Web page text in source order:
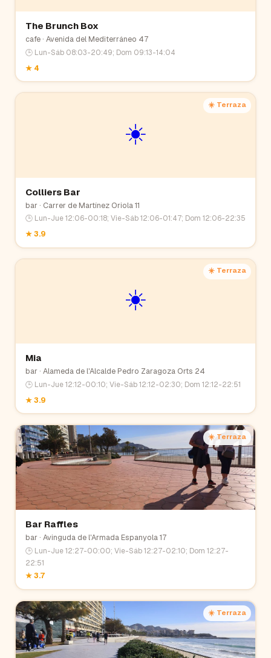
The Brunch Box
cafe· Avenida del Mediterráneo 47
🕒 Lun-Sáb 08:03-20:49; Dom 09:13-14:04
★ 4
☀️
☀️ Terraza
Colliers Bar
bar· Carrer de Martínez Oriola 11
🕒 Lun-Jue 12:06-00:18; Vie-Sáb 12:06-01:47; Dom 12:06-22:35
★3.9
☀️
☀️ Terraza
Mia
bar· Alameda de l'Alcalde Pedro Zaragoza Orts 24
🕒 Lun-Jue 12:12-00:10; Vie-Sáb 12:12-02:30; Dom 12:12-22:51
★3.9
☀️ Terraza
Bar Raffles
bar· Avinguda de l'Armada Espanyola 17
🕒 Lun-Jue 12:27-00:00; Vie-Sáb 12:27-02:10; Dom 12:27-
22:51
★3.7
☀️ Terraza